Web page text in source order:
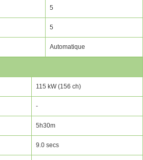
5
5
Automatique
115 kW (156 ch)
-
5h30m
9.0 secs